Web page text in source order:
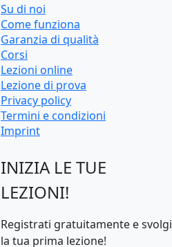
Su di noi
Come funziona
Garanzia di qualità
Corsi
Lezioni online
Lezione di prova
Privacy policy
Termini e condizioni
Imprint
INIZIA LE TUE
LEZIONI!
Registrati gratuitamente e svolgi
la tua prima lezione!